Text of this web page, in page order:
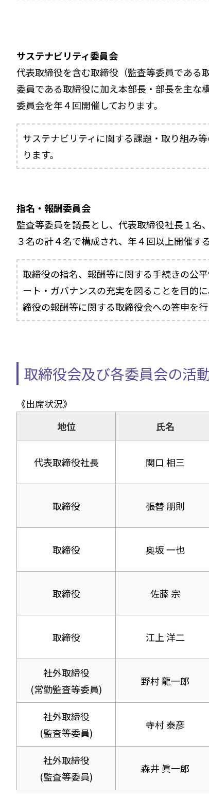
サステナビリティ委員会
代表取締役を含む取締役（監査等委員である
委員である取締役に加え本部長・部長を主な
委員会を年４回開催しております。
サステナビリティに関する課題・取り組み
ります。
指名・報酬委員会
監査等委員を議長とし、代表取締役社長１名
３名の計４名で構成され、年４回以上開催す
取締役の指名、報酬等に関する手続きの公
ート・ガバナンスの充実を図ることを目的
締役の報酬等に関する取締役会への答申を行
取締役会及び各委員会の活
《出席状況》
地位
氏名
代表取締役社長 関口 相三
取締役 張替 朋則
取締役 奥坂 一也
取締役 佐藤 宗
取締役 江上 洋二
社外取締役
(常勤監査等委員)
野村 龍一郎
社外取締役
(監査等委員)
寺村 泰彦
社外取締役
(監査等委員)
森井 眞一郎